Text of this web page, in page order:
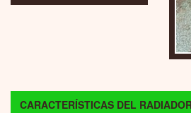
CARACTERÍSTICAS DEL